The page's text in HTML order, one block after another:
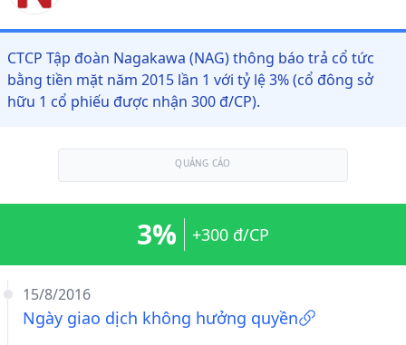
CTCP Tập đoàn Nagakawa (NAG) thông báo trả cổ tức
bằng tiền mặt năm 2015 lần 1 với tỷ lệ 3% (cổ đông sở
hữu 1 cổ phiếu được nhận 300 đ/CP).
QUẢNG CÁO
15/8/2016
Ngày giao dịch không hưởng quyền
3% +300 đ/CP